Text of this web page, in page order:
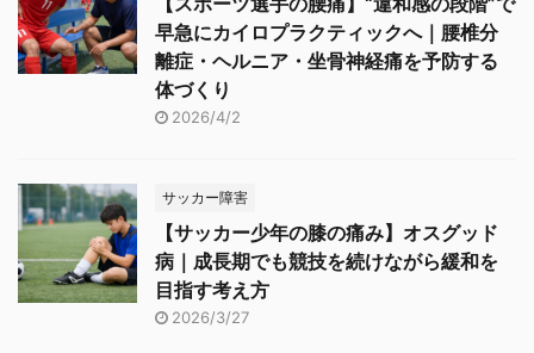
早急にカイロプラクティックへ｜腰椎分
離症・ヘルニア・坐骨神経痛を予防する
体づくり
2026/4/2
サッカー障害
【サッカー少年の膝の痛み】オスグッド
病｜成長期でも競技を続けながら緩和を
目指す考え方
2026/3/27